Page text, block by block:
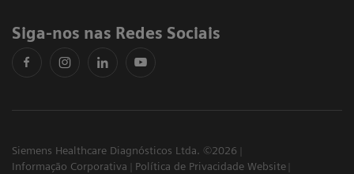
Siga-nos nas Redes Sociais
Siemens Healthcare Diagnósticos Ltda. ©2026
Informação Corporativa
Política de Privacidade Website